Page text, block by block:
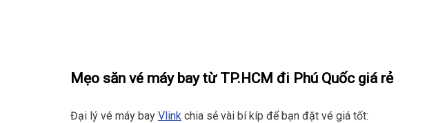
Mẹo săn vé máy bay từ TP.HCM đi Phú Quốc giá rẻ
Đại lý vé máy bay Vlink chia sẻ vài bí kíp để bạn đặt vé giá tốt: